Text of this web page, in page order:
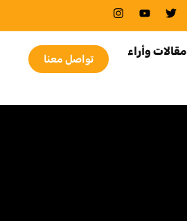
مقالات وأراء
تواصل معنا